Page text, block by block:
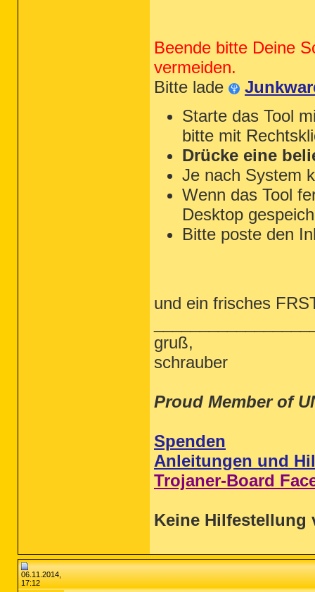
Beende bitte Deine
vermeiden.
Bitte lade
Starte das Tool
bitte mit
Drücke eine
Je nach System
Wenn das Tool
Desktop
Bitte poste den
und ein frisches
gruß,
schrauber
Proud Member of
Spenden
Anleitungen und
Trojaner-Board
Keine Hilfestellung
06.11.2014,
17:12